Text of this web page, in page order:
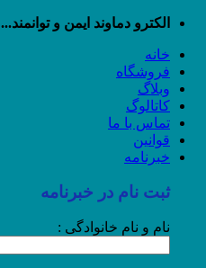
پرش
محتوا
الکترو دماوند ایمن و توانمند...
خانه
فروشگاه
وبلاگ
کاتالوگ
تماس با ما
قوانین
خبرنامه
ثبت نام در خبرنامه
نام و نام خانوادگی :